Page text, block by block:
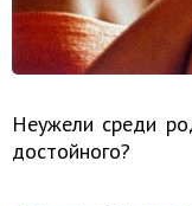
Неужели среди
достойного?